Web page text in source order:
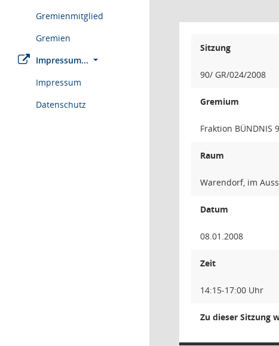
Gremienmitglied
Gremien
Impressum...
Impressum
Datenschutz
Sitzung
90/ GR/024/2008
Gremium
Fraktion BÜNDNIS
Raum
Warendorf, im
Datum
08.01.2008
Zeit
14:15-17:00 Uhr
Zu dieser Sitzung